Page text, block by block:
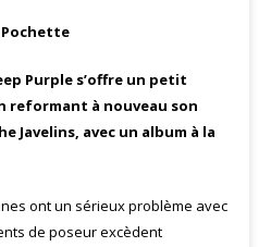
Purple s’offre un petit
reformant à nouveau son
Javelins, avec un album à la
ont un sérieux problème avec
de poseur excèdent